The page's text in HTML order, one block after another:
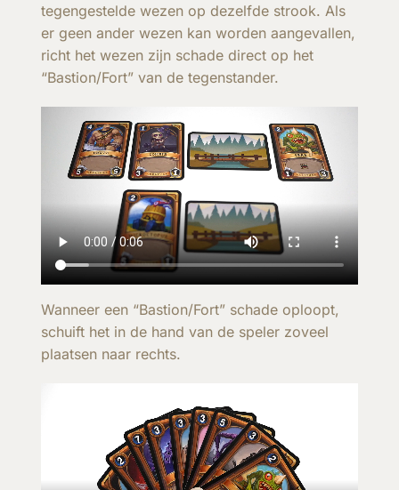
tegengestelde wezen op dezelfde strook. Als
er geen ander wezen kan worden aangevallen,
richt het wezen zijn schade direct op het
“Bastion/Fort” van de tegenstander.
Wanneer een “Bastion/Fort” schade oploopt,
schuift het in de hand van de speler zoveel
plaatsen naar rechts.